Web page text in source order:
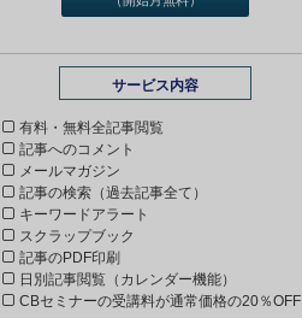
サービス内容
有料・無料全記事閲覧
記事へのコメント
メールマガジン
記事の検索（過去記事全て）
キーワードアラート
スクラップブック
記事のPDF印刷
日別記事閲覧（カレンダー機能）
CBセミナーの受講料が通常価格の20％OFF